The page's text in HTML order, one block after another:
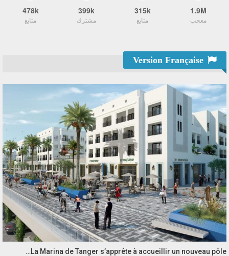
1.9M
معجب
315k
متابع
399k
مشترك
478k
متابع
La Marina de Tanger s’apprête à accueillir un nouveau pôle…